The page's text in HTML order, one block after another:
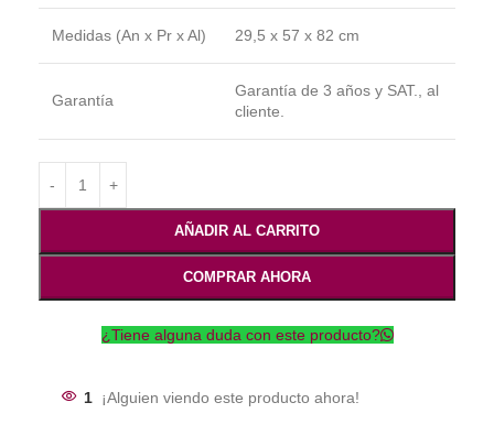
Medidas (An x Pr x Al) 29,5 x 57 x 82 cm
Garantía
Garantía de 3 años y SAT., al
cliente.
AÑADIR AL CARRITO
COMPRAR AHORA
¿Tiene alguna duda con este producto?
1 ¡Alguien viendo este producto ahora!